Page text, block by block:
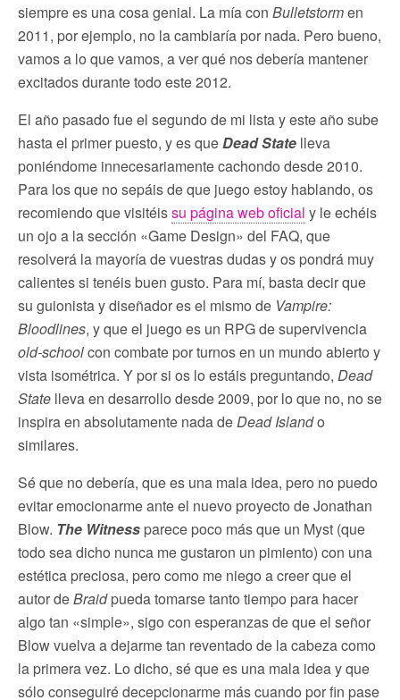
siempre es una cosa genial. La mía con Bulletstormen
2011, por ejemplo, no la cambiaría por nada. Pero bueno,
vamos a lo que vamos, a ver qué nos debería mantener
excitados durante todo este 2012.
El año pasado fue el segundo de mi lista y este año sube
hasta el primer puesto, y es queDead State lleva
poniéndome innecesariamente cachondo desde 2010.
Para los que no sepáis de que juego estoy hablando, os
recomiendo que visitéissu página web oficial y le echéis
un ojo a la sección «Game Design» del FAQ, que
resolverá la mayoría de vuestras dudas y os pondrá muy
calientes si tenéis buen gusto. Para mí, basta decir que
su guionista y diseñador es el mismo de Vampire:
Bloodlines, y que el juego es un RPG de supervivencia
old-schoolcon combate por turnos en un mundo abierto y
vista isométrica. Y por si os lo estáis preguntando, Dead
State lleva en desarrollo desde 2009, por lo que no, no se
inspira en absolutamente nada deDead Islando
similares.
Sé que no debería, que es una mala idea, pero no puedo
evitar emocionarme ante el nuevo proyecto de Jonathan
Blow. The Witness parece poco más que un Myst (que
todo sea dicho nunca me gustaron un pimiento) con una
estética preciosa, pero como me niego a creer que el
autor deBraidpueda tomarse tanto tiempo para hacer
algo tan «simple», sigo con esperanzas de que el señor
Blow vuelva a dejarme tan reventado de la cabeza como
la primera vez. Lo dicho, sé que es una mala idea y que
sólo conseguiré decepcionarme más cuando por fin pase